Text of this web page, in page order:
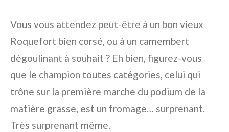
Vous vous attendez peut-être à un bon vieux
Roquefort bien corsé, ou à un camembert
dégoulinant à souhait ? Eh bien, figurez-vous
que le champion toutes catégories, celui qui
trône sur la première marche du podium de la
matière grasse, est un fromage… surprenant.
Très surprenant même.